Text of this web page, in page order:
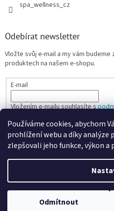
Používáme cookies, abychom
prohlížení webu a díky analýze
zlepšovali jeho funkce, výkon
Odmítnout
spa_wellness_cz
Odebírat newsletter
Vložte svůj e-mail a my vám
produktech na našem e-shopu.
E-mail
Vložením e-mailu souhlasíte s
PŘIHLÁSIT SE
Copyright 2026SPANARIO